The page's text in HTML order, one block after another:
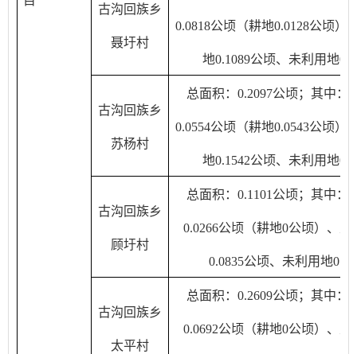
古沟回族乡
聂圩村
0.0818公顷（耕地0.0128公顷）
地0.1089公顷、未利用地0
古沟回族乡
苏杨村
总面积：0.2097公顷；其中：
0.0554公顷（耕地0.0543公顷）
地0.1542公顷、未利用地0
古沟回族乡
顾圩村
总面积：0.1101公顷；其中：
0.0266公顷（耕地0公顷）、建
0.0835公顷、未利用地0公
古沟回族乡
太平村
总面积：0.2609公顷；其中：
0.0692公顷（耕地0公顷）、建